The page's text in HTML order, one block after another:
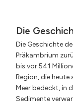
Die
Die Geschichte
Präkambrium
bis vor 541
Region, die heute
Meer bedeckt, in
Sedimente